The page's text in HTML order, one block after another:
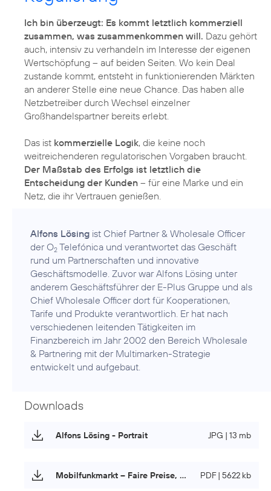
Ich bin überzeugt: Es kommt letztlich kommerziell
zusammen, was zusammenkommen will. Dazu gehört
auch, intensiv zu verhandeln im Interesse der eigenen
Wertschöpfung – auf beiden Seiten. Wo kein Deal
zustande kommt, entsteht in funktionierenden Märkten
an anderer Stelle eine neue Chance. Das haben alle
Netzbetreiber durch Wechsel einzelner
Großhandelspartner bereits erlebt.
Das ist kommerzielle Logik, die keine noch
weitreichenderen regulatorischen Vorgaben braucht.
Der Maßstab des Erfolgs ist letztlich die
Entscheidung der Kunden – für eine Marke und ein
Netz, die ihr Vertrauen genießen.
Alfons Lösing ist Chief Partner & Wholesale Officer
der O2 Telefónica und verantwortet das Geschäft
rund um Partnerschaften und innovative
Geschäftsmodelle. Zuvor war Alfons Lösing unter
anderem Geschäftsführer der E-Plus Gruppe und als
Chief Wholesale Officer dort für Kooperationen,
Tarife und Produkte verantwortlich. Er hat nach
verschiedenen leitenden Tätigkeiten im
Finanzbereich im Jahr 2002 den Bereich Wholesale
& Partnering mit der Multimarken-Strategie
entwickelt und aufgebaut.
Downloads
Alfons Lösing - Portrait JPG | 13 mb
Mobilfunkmarkt – Faire Preise, starke Netze PDF | 5622 kb